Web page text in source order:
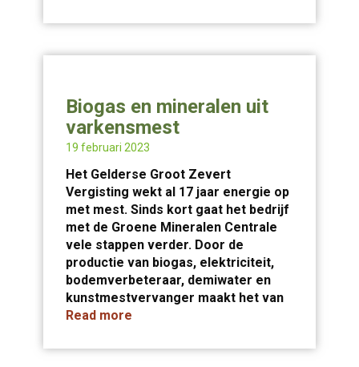
Biogas en mineralen uit
varkensmest
19 februari 2023
Het Gelderse Groot Zevert
Vergisting wekt al 17 jaar energie op
met mest. Sinds kort gaat het bedrijf
met de Groene Mineralen Centrale
vele stappen verder. Door de
productie van biogas, elektriciteit,
bodemverbeteraar, demiwater en
kunstmestvervanger maakt het van
Read more